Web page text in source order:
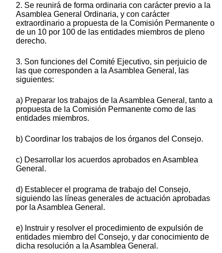
2. Se reunirá de forma ordinaria con carácter previo a la
Asamblea General Ordinaria, y con carácter
extraordinario a propuesta de la Comisión Permanente o
de un 10 por 100 de las entidades miembros de pleno
derecho.
3. Son funciones del Comité Ejecutivo, sin perjuicio de
las que corresponden a la Asamblea General, las
siguientes:
a) Preparar los trabajos de la Asamblea General, tanto a
propuesta de la Comisión Permanente como de las
entidades miembros.
b) Coordinar los trabajos de los órganos del Consejo.
c) Desarrollar los acuerdos aprobados en Asamblea
General.
d) Establecer el programa de trabajo del Consejo,
siguiendo las líneas generales de actuación aprobadas
por la Asamblea General.
e) Instruir y resolver el procedimiento de expulsión de
entidades miembro del Consejo, y dar conocimiento de
dicha resolución a la Asamblea General.